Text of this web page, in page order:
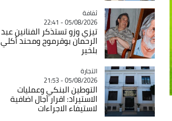
Catégorie
ثقافة
05/08/2026 - 22:41
تيزي وزو تستذكر الفنانين عبد
الرحمان بوقرموح ومحند أكلي
بلخير
Catégorie
التجارة
05/08/2026 - 21:53
التوطين البنكي وعمليات
الاستيراد: اقرار آجال اضافية
لاستيفاء الاجراءات